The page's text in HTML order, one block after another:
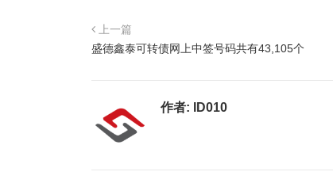
上一篇
盛德鑫泰可转债网上中签号码共有43,105个
作者: ID010